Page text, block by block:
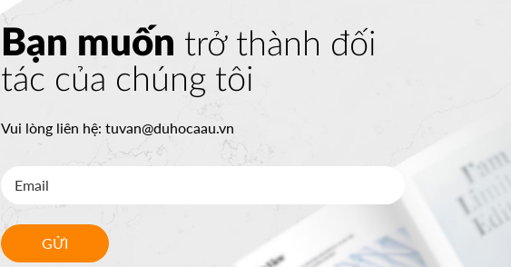
Bạn muốn trở thành đối
tác của chúng tôi
Vui lòng liên hệ: tuvan@duhocaau.vn
GỬI